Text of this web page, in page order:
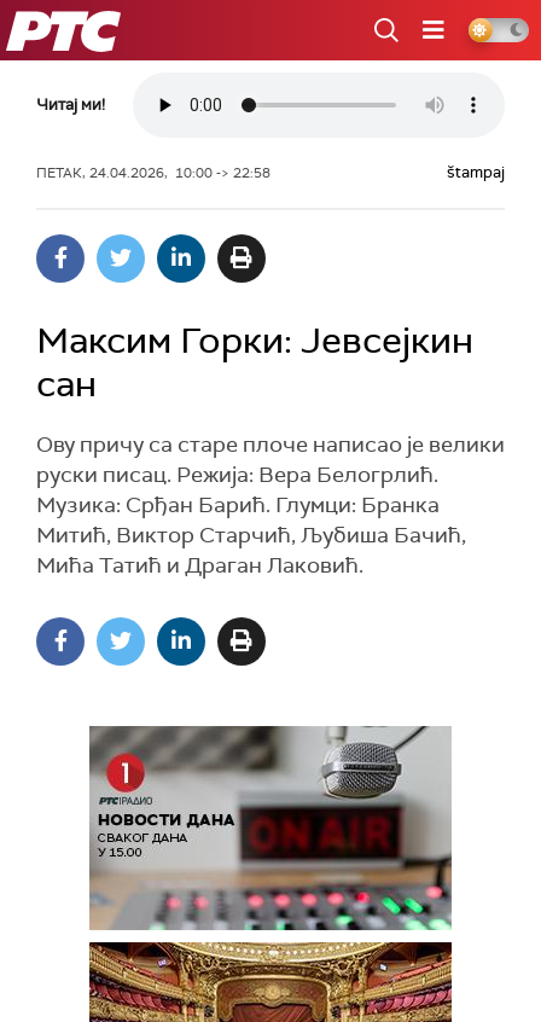
РТС
Читај ми!
ПЕТАК, 24.04.2026, 10:00 -> 22:58 štampaj
Максим Горки: Јевсејкин
сан
Ову причу са старе плоче написао је велики
руски писац. Режија: Вера Белогрлић.
Музика: Срђан Барић. Глумци: Бранка
Митић, Виктор Старчић, Љубиша Бачић,
Мића Татић и Драган Лаковић.